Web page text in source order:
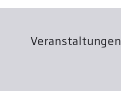
Veranstaltungen